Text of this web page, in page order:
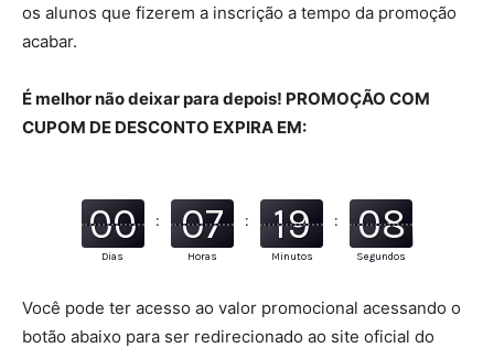
os alunos que fizerem a inscrição a tempo da promoção
acabar.
É melhor não deixar para depois! PROMOÇÃO COM
CUPOM DE DESCONTO EXPIRA EM:
00
Dias
: 07
Horas
: 19
Minutos
: 07
Segundos
Você pode ter acesso ao valor promocional acessando o
botão abaixo para ser redirecionado ao site oficial do